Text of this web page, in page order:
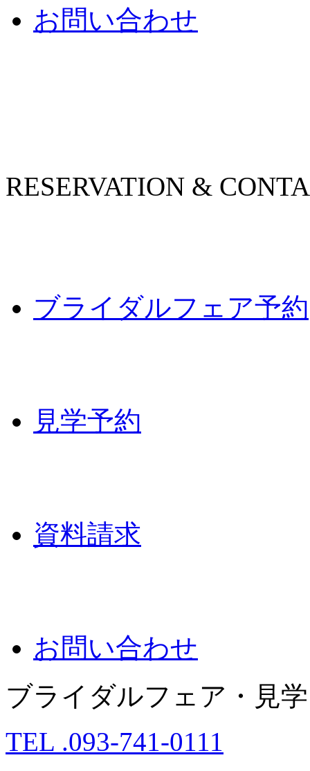
お問い合わせ
RESERVATION &
ブライダルフェア予約
見学予約
資料請求
お問い合わせ
ブライダルフェア・見
TEL .093-741-0111